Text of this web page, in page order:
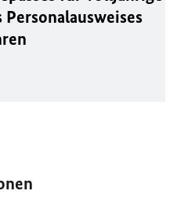
Personalausweises